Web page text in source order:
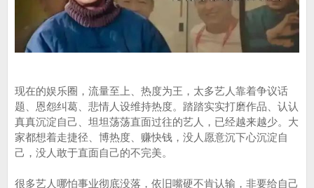
现在的娱乐圈，流量至上、热度为王，太多艺人靠着争议话
题、恩怨纠葛、悲情人设维持热度。踏踏实实打磨作品、认认
真真沉淀自己、坦坦荡荡直面过往的艺人，已经越来越少。大
家都想着走捷径、博热度、赚快钱，没人愿意沉下心沉淀自
己，没人敢于直面自己的不完美。
很多艺人哪怕事业彻底没落，依旧嘴硬不肯认输，非要给自己